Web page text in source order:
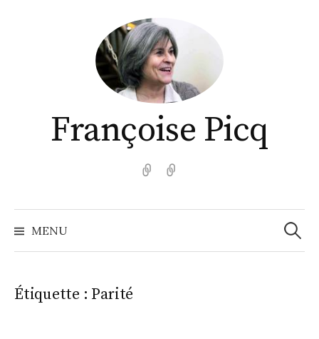
Françoise Picq
English
MENU
Étiquette : Parité